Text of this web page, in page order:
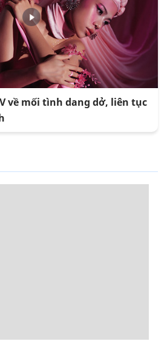
về mối tình dang dở, liên tục